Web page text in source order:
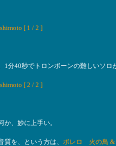
[ 1 / 2 ]
1分40秒でトロンボーンの難しいソロ
[ 2 / 2 ]
か、妙に上手い。
質を、という方は、 ボレロ 火の鳥 &